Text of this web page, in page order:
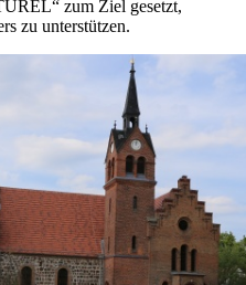
zum Ziel gesetzt,
zu unterstützen.